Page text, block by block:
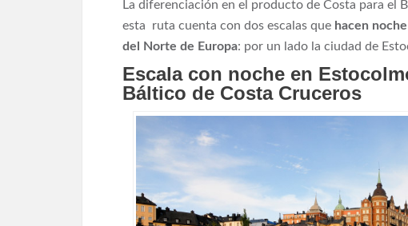
La diferenciación en el producto de Costa para el
esta ruta cuenta con dos escalas que hacen
del Norte de Europa: por un lado la ciudad de
Escala con noche en
Báltico de Costa Cruceros